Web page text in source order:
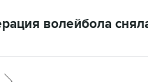
волейбола